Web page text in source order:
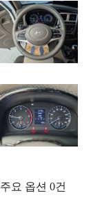
주요 옵션 0건